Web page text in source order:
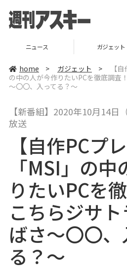
ニュース ガジェット
home > ガジェット >
【
の中の人が今作りたいPCを徹底調査
～〇〇、入ってる？～
【新番組】2020年10月14日
放送
【自作PCプ
「MSI」の
りたいPCを
こちらジサ
ばさ～〇〇、
る？～